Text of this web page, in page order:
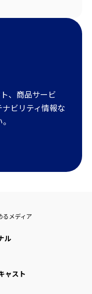
、商品サービ
ビリティ情報な
るメディア
ル
ャスト